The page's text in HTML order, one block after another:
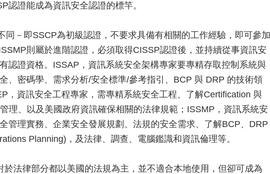
認證能成為資訊安全認證的標竿。
－即SSCP為初級認證，不要求具備有相關的工作經驗，即可參加
則屬於進階認證，必須取得CISSP認證後，並持續從事資訊安
認證資格。ISSAP，資訊系統安全架構專家要專精存取控制系統與
、密碼學、需求分析/安全標準/參考指引、BCP 與 DRP 的技術領
，資訊安全工程專家，需專精系統安全工程、了解Certification 與
理、以及美國政府資訊確保相關的法律規範；ISSMP，資訊系統安
管理實務、企業安全發展規劃、法規的安全需求、了解BCP、DRP
Planning)，及法律、調查、電腦鑑識和資訊倫理等。
律部分都以美國的法規為主，並不適合本地使用，但卻可成為